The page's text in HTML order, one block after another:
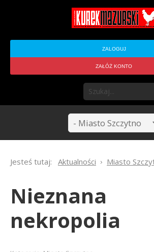
ZALOGUJ
ZAŁÓŻ KONTO
Jesteś tutaj: Aktualności Miasto
Nieznana
nekropolia